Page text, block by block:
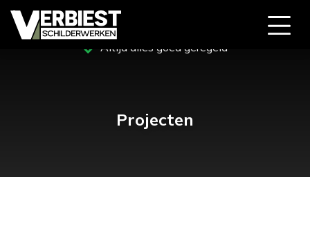
Altijd alles goed geregeld
Projecten